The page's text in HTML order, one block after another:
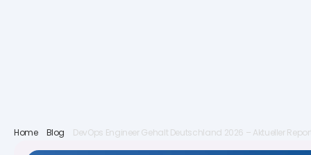
Home Blog DevOps Engineer Gehalt Deutschland 2026 – Aktueller